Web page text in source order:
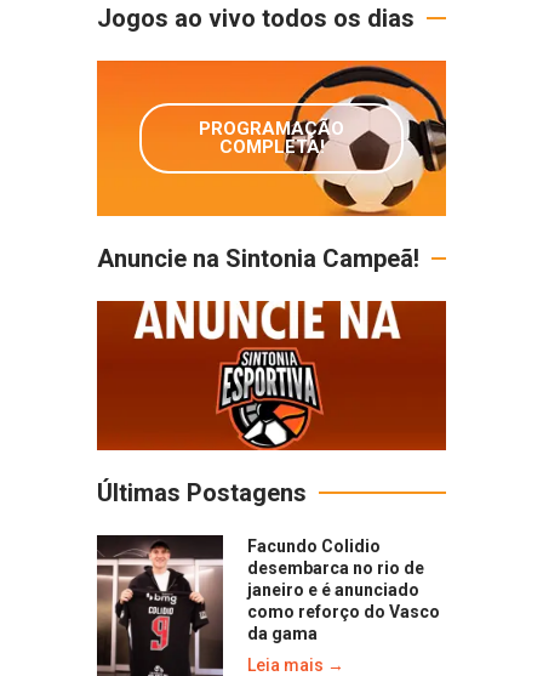
Jogos ao vivo todos os dias
PROGRAMAÇÃO
COMPLETA!
Anuncie na Sintonia Campeã!
Últimas Postagens
Facundo Colidio
desembarca no rio de
janeiro e é anunciado
como reforço do Vasco
da gama
Leia mais →